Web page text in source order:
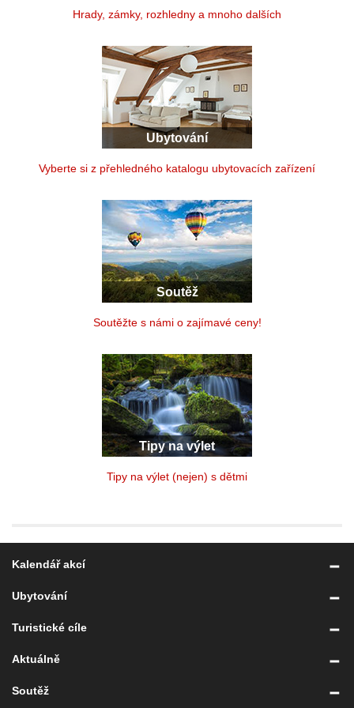
Hrady, zámky, rozhledny a mnoho dalších
Ubytování
Vyberte si z přehledného katalogu ubytovacích zařízení
Soutěž
Soutěžte s námi o zajímavé ceny!
Tipy na výlet
Tipy na výlet (nejen) s dětmi
Kalendář akcí
Ubytování
Turistické cíle
Aktuálně
Soutěž